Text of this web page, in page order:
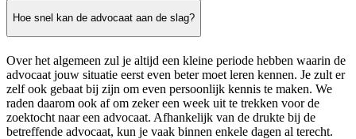
Hoe snel kan de advocaat aan de slag?
Over het algemeen zul je altijd een kleine periode hebben waarin de
advocaat jouw situatie eerst even beter moet leren kennen. Je zult er
zelf ook gebaat bij zijn om even persoonlijk kennis te maken. We
raden daarom ook af om zeker een week uit te trekken voor de
zoektocht naar een advocaat. Afhankelijk van de drukte bij de
betreffende advocaat, kun je vaak binnen enkele dagen al terecht.